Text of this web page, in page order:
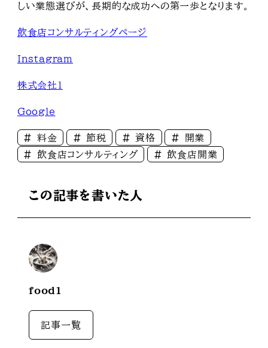
しい業態選びが、長期的な成功への第一歩となります。
飲食店コンサルティングページ
Instagram
株式会社1
Google
料金 節税 資格
開業
飲食店コンサルティング
飲食店開業
この記事を書いた人
food1
記事一覧